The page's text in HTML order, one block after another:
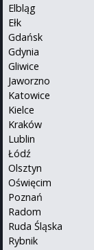
Elbląg
Ełk
Gdańsk
Gdynia
Gliwice
Jaworzno
Katowice
Kielce
Kraków
Lublin
Łódź
Olsztyn
Oświęcim
Poznań
Radom
Ruda Śląska
Rybnik